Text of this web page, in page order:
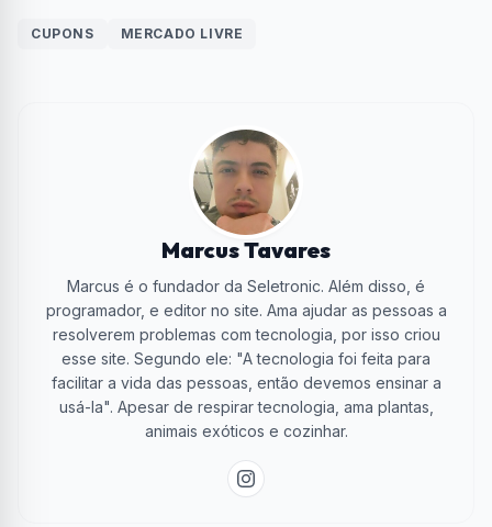
CUPONS MERCADO LIVRE
Marcus Tavares
Marcus é o fundador da Seletronic. Além disso, é
programador, e editor no site. Ama ajudar as pessoas a
resolverem problemas com tecnologia, por isso criou
esse site. Segundo ele: "A tecnologia foi feita para
facilitar a vida das pessoas, então devemos ensinar a
usá-la". Apesar de respirar tecnologia, ama plantas,
animais exóticos e cozinhar.